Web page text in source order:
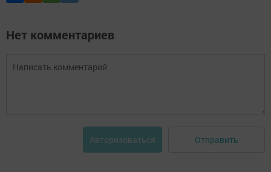
Нет комментариев
Авторизоваться Отправить